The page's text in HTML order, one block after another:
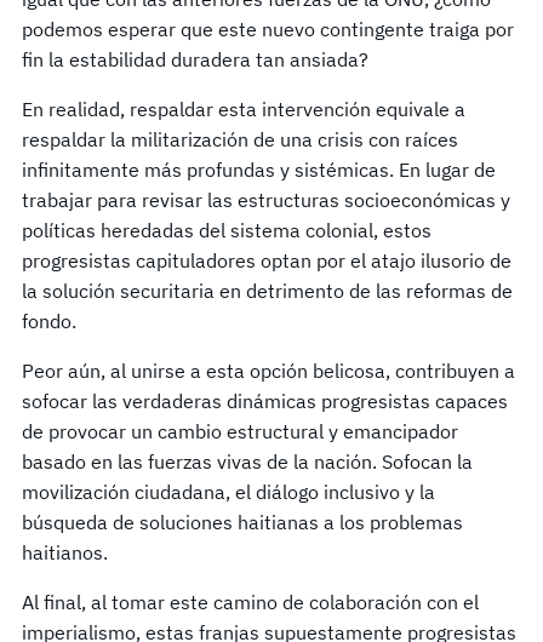
podemos esperar que este nuevo contingente traiga por
fin la estabilidad duradera tan ansiada?
En realidad, respaldar esta intervención equivale a
respaldar la militarización de una crisis con raíces
infinitamente más profundas y sistémicas. En lugar de
trabajar para revisar las estructuras socioeconómicas y
políticas heredadas del sistema colonial, estos
progresistas capituladores optan por el atajo ilusorio de
la solución securitaria en detrimento de las reformas de
fondo.
Peor aún, al unirse a esta opción belicosa, contribuyen a
sofocar las verdaderas dinámicas progresistas capaces
de provocar un cambio estructural y emancipador
basado en las fuerzas vivas de la nación. Sofocan la
movilización ciudadana, el diálogo inclusivo y la
búsqueda de soluciones haitianas a los problemas
haitianos.
Al final, al tomar este camino de colaboración con el
imperialismo, estas franjas supuestamente progresistas